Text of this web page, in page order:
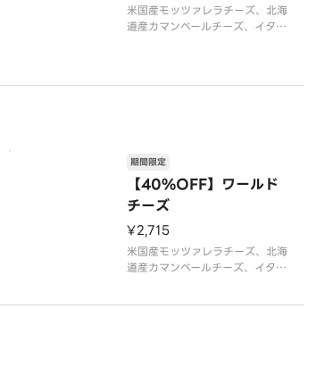
米国産モッツァレラチーズ、北海
道産カマンベールチーズ、イタリ
ゴーダチーズ）
【40%OFF】ワールド
チーズ
期間限定
¥2,715
米国産モッツァレラチーズ、北海
道産カマンベールチーズ、イタリ